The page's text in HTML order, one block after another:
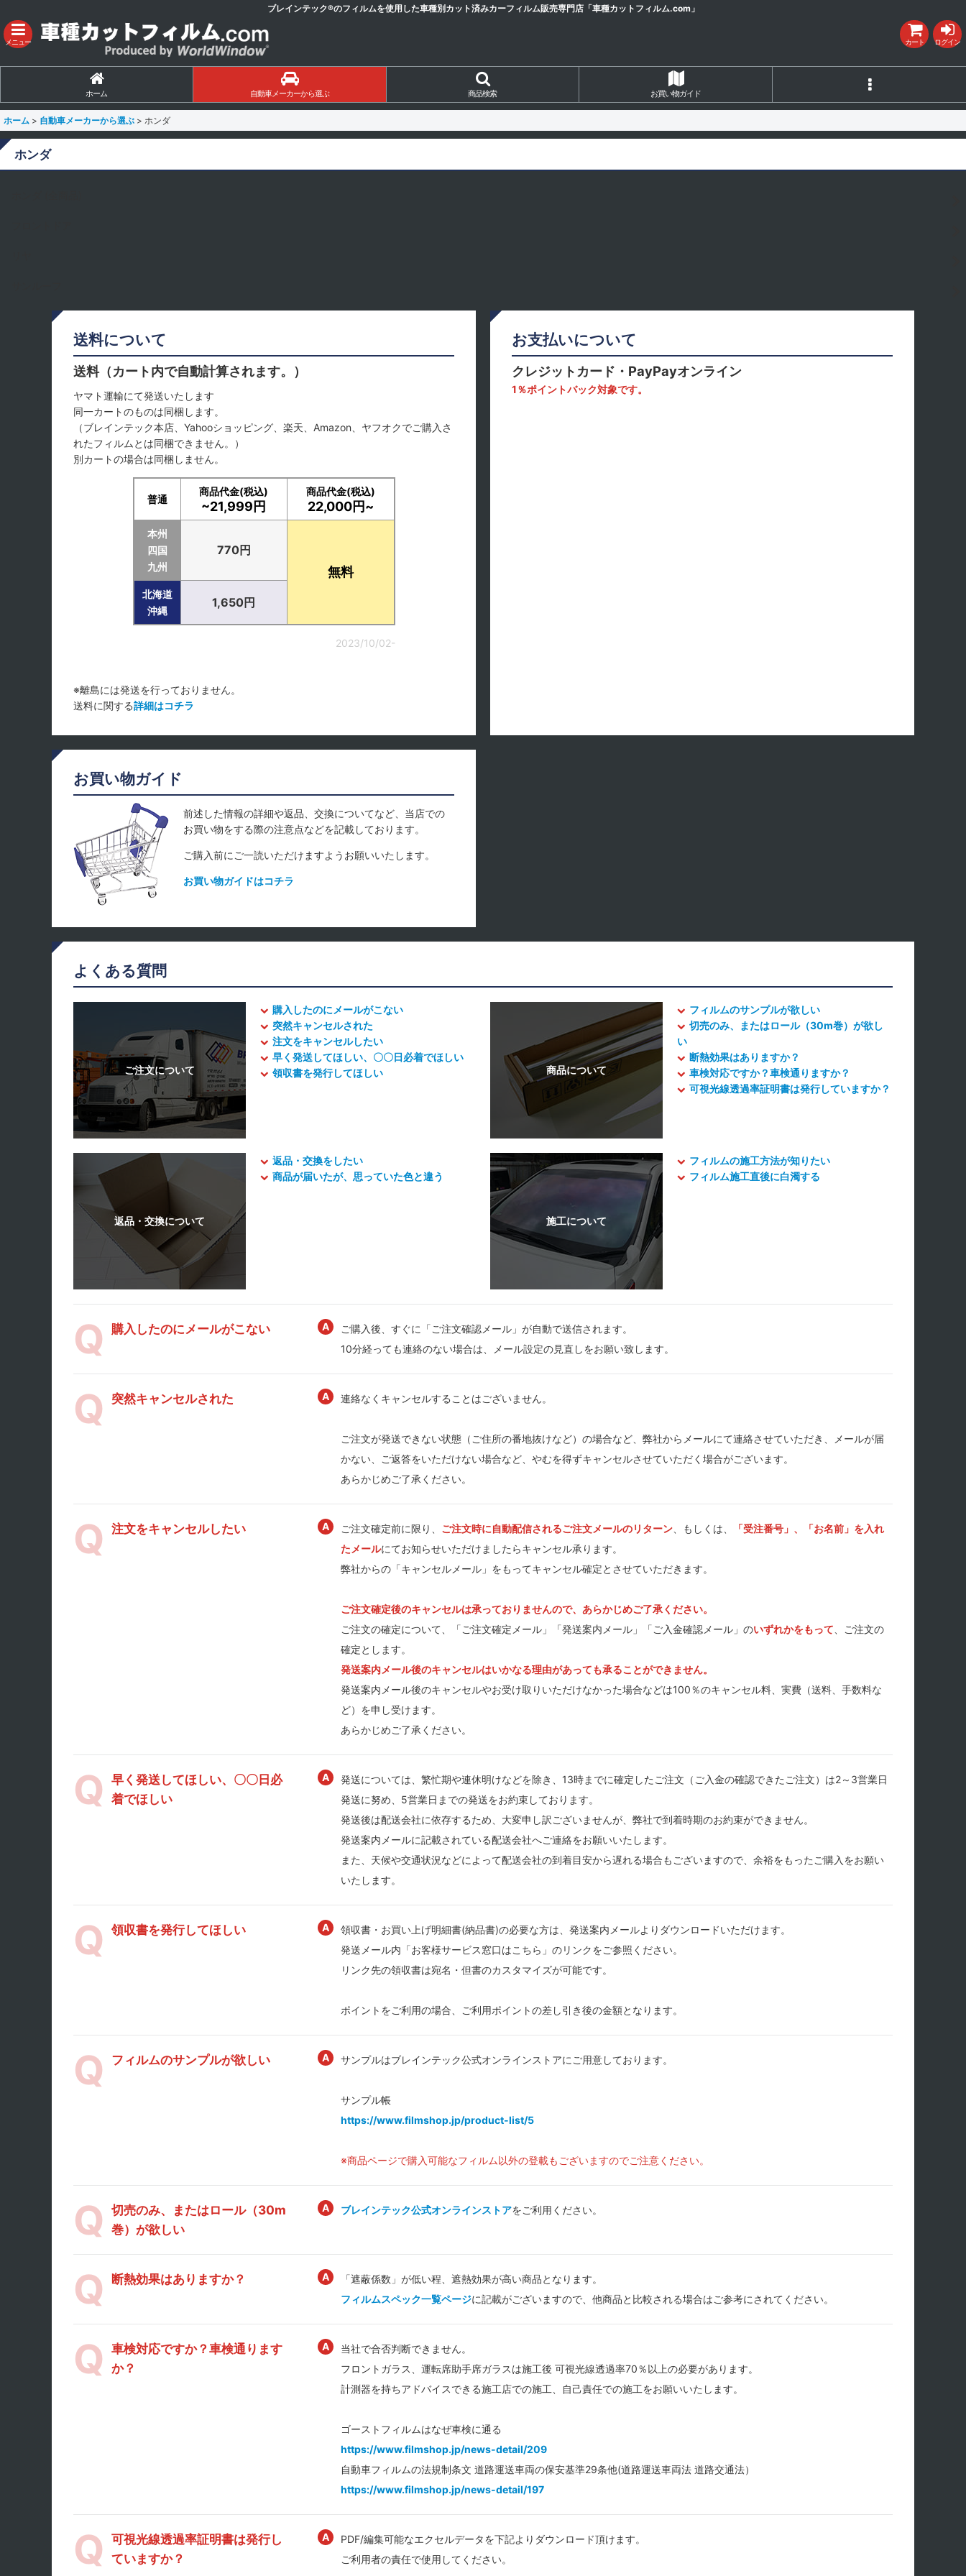
ブレインテック®のフィルムを使用した車種別カット済みカーフィルム販売専門店「車種カットフィルム.com」
メニュー カート ログイン
ホーム 自動車メーカーから選ぶ 商品検索 お買い物ガイド
ホーム > 自動車メーカーから選ぶ > ホンダ
ホンダ
送料について
送料（カート内で自動計算されます。）
ヤマト運輸にて発送いたします
同一カートのものは同梱します。
（ブレインテック本店、Yahooショッピング、楽天、Amazon、ヤフオクでご購入さ
れたフィルムとは同梱できません。）
別カートの場合は同梱しません。
普通
商品代金(税込)
~21,999円
商品代金(税込)
22,000円~
本州
四国
九州
770円
無料
北海道
沖縄
1,650円
2023/10/02-
※離島には発送を行っておりません。
送料に関する詳細はコチラ
お支払いについて
クレジットカード・PayPayオンライン
1％ポイントバック対象です。
お買い物ガイド
前述した情報の詳細や返品、交換についてなど、当店での
お買い物をする際の注意点などを記載しております。
ご購入前にご一読いただけますようお願いいたします。
お買い物ガイドはコチラ
よくある質問
購入したのにメールがこない
突然キャンセルされた
注文をキャンセルしたい
早く発送してほしい、〇〇日必着でほしい
領収書を発行してほしい
フィルムのサンプルが欲しい
切売のみ、またはロール（30m巻）が欲し
い
断熱効果はありますか？
車検対応ですか？車検通りますか？
可視光線透過率証明書は発行していますか？
返品・交換をしたい
商品が届いたが、思っていた色と違う
フィルムの施工方法が知りたい
フィルム施工直後に白濁する
購入したのにメールがこない
ご購入後、すぐに「ご注文確認メール」が自動で送信されます。
10分経っても連絡のない場合は、メール設定の見直しをお願い致します。
突然キャンセルされた 連絡なくキャンセルすることはございません。
ご注文が発送できない状態（ご住所の番地抜けなど）の場合など、弊社からメールにて連絡させていただき、メールが届
かない、ご返答をいただけない場合など、やむを得ずキャンセルさせていただく場合がございます。
あらかじめご了承ください。
注文をキャンセルしたい ご注文確定前に限り、 ご注文時に自動配信されるご注文メールのリターン 、もしくは、
「受注番号」、「お名前」を入れ
たメールにてお知らせいただけましたらキャンセル承ります。
弊社からの「キャンセルメール」をもってキャンセル確定とさせていただきます。
ご注文確定後のキャンセルは承っておりませんので、あらかじめご了承ください。
ご注文の確定について、「ご注文確定メール」「発送案内メール」「ご入金確認メール」のいずれかをもって 、ご注文の
確定とします。
発送案内メール後のキャンセルはいかなる理由があっても承ることができません。
発送案内メール後のキャンセルやお受け取りいただけなかった場合などは100％のキャンセル料、実費（送料、手数料な
ど）を申し受けます。
あらかじめご了承ください。
早く発送してほしい、〇〇日必
着でほしい
発送については、繁忙期や連休明けなどを除き、13時までに確定したご注文（ご入金の確認できたご注文）は2～3営業日
発送に努め、5営業日までの発送をお約束しております。
発送後は配送会社に依存するため、大変申し訳ございませんが、弊社で到着時期のお約束ができません。
発送案内メールに記載されている配送会社へご連絡をお願いいたします。
また、天候や交通状況などによって配送会社の到着目安から遅れる場合もございますので、余裕をもったご購入をお願い
いたします。
領収書を発行してほしい
領収書・お買い上げ明細書(納品書)の必要な方は、発送案内メールよりダウンロードいただけます。
発送メール内「お客様サービス窓口はこちら」のリンクをご参照ください。
リンク先の領収書は宛名・但書のカスタマイズが可能です。
ポイントをご利用の場合、ご利用ポイントの差し引き後の金額となります。
フィルムのサンプルが欲しい サンプルはブレインテック公式オンラインストアにご用意しております。
サンプル帳
https://www.filmshop.jp/product-list/5
※商品ページで購入可能なフィルム以外の登載もございますのでご注意ください。
切売のみ、またはロール（30m
巻）が欲しい
ブレインテック公式オンラインストアをご利用ください。
断熱効果はありますか？
「遮蔽係数」が低い程、遮熱効果が高い商品となります。
フィルムスペック一覧ページに記載がございますので、他商品と比較される場合はご参考にされてください。
車検対応ですか？車検通ります
か？
当社で合否判断できません。
フロントガラス、運転席助手席ガラスは施工後 可視光線透過率70％以上の必要があります。
計測器を持ちアドバイスできる施工店での施工、自己責任での施工をお願いいたします。
ゴーストフィルムはなぜ車検に通る
https://www.filmshop.jp/news-detail/209
自動車フィルムの法規制条文 道路運送車両の保安基準29条他(道路運送車両法 道路交通法）
https://www.filmshop.jp/news-detail/197
可視光線透過率証明書は発行し
ていますか？
PDF/編集可能なエクセルデータを下記よりダウンロード頂けます。
ご利用者の責任で使用してください。